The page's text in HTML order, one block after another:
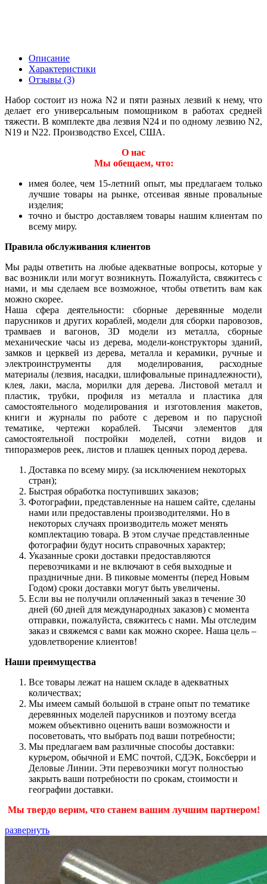
Описание
Характеристики
Отзывы (3)
Набор состоит из ножа N2 и пяти разных лезвий к нему, что
делает его универсальным помощником в работах средней
тяжести. В комплекте два лезвия N24 и по одному лезвию N2,
N19 и N22. Производство Excel, США.
О нас
Мы обещаем, что:
имея более, чем 15-летний опыт, мы предлагаем только
лучшие товары на рынке, отсеивая явные провальные
изделия;
точно и быстро доставляем товары нашим клиентам по
всему миру.
Правила обслуживания клиентов
Мы рады ответить на любые адекватные вопросы, которые у
вас возникли или могут возникнуть. Пожалуйста, свяжитесь с
нами, и мы сделаем все возможное, чтобы ответить вам как
можно скорее.
Наша сфера деятельности: сборные деревянные модели
парусников и других кораблей, модели для сборки паровозов,
трамваев и вагонов, 3D модели из металла, сборные
механические часы из дерева, модели-конструкторы зданий,
замков и церквей из дерева, металла и керамики, ручные и
электроинструменты для моделирования, расходные
материалы (лезвия, насадки, шлифовальные принадлежности),
клея, лаки, масла, морилки для дерева. Листовой металл и
пластик, трубки, профиля из металла и пластика для
самостоятельного моделирования и изготовления макетов,
книги и журналы по работе с деревом и по парусной
тематике, чертежи кораблей. Тысячи элементов для
самостоятельной постройки моделей, сотни видов и
типоразмеров реек, листов и плашек ценных пород дерева.
Доставка по всему миру. (за исключением некоторых
стран);
Быстрая обработка поступивших заказов;
Фотографии, представленные на нашем сайте, сделаны
нами или предоставлены производителями. Но в
некоторых случаях производитель может менять
комплектацию товара. В этом случае представленные
фотографии будут носить справочных характер;
Указанные сроки доставки предоставляются
перевозчиками и не включают в себя выходные и
праздничные дни. В пиковые моменты (перед Новым
Годом) сроки доставки могут быть увеличены.
Если вы не получили оплаченный заказ в течение 30
дней (60 дней для международных заказов) с момента
отправки, пожалуйста, свяжитесь с нами. Мы отследим
заказ и свяжемся с вами как можно скорее. Наша цель –
удовлетворение клиентов!
Наши преимущества
Все товары лежат на нашем складе в адекватных
количествах;
Мы имеем самый большой в стране опыт по тематике
деревянных моделей парусников и поэтому всегда
можем объективно оценить ваши возможности и
посоветовать, что выбрать под ваши потребности;
Мы предлагаем вам различные способы доставки:
курьером, обычной и ЕМС почтой, СДЭК, Боксберри и
Деловые Линии. Эти перевозчики могут полностью
закрыть ваши потребности по срокам, стоимости и
географии доставки.
Мы твердо верим, что станем вашим лучшим партнером!
развернуть